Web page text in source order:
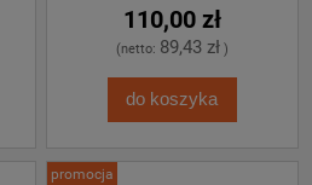
110,00 zł
(netto: 89,43 zł)
do koszyka
promocja